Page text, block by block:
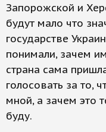
Запорожской и
будут мало что
государстве
понимали, зачем
страна сама
голосовать за то,
мной, а зачем это
буду.